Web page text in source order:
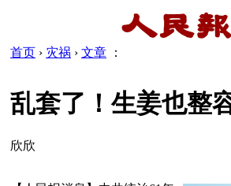
首页 › 灾祸 › 文章 ：
乱套了！生姜也整
欣欣